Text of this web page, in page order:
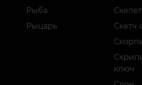
Рыба
Рыцарь
Скелет
Скетч
ключ